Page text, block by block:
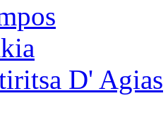
D' Agias